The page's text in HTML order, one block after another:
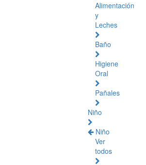
Alimentación
y
Leches
Baño
Higiene
Oral
Pañales
Niño
Niño
Ver
todos